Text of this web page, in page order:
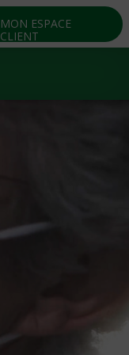
MON ESPACE
CLIENT